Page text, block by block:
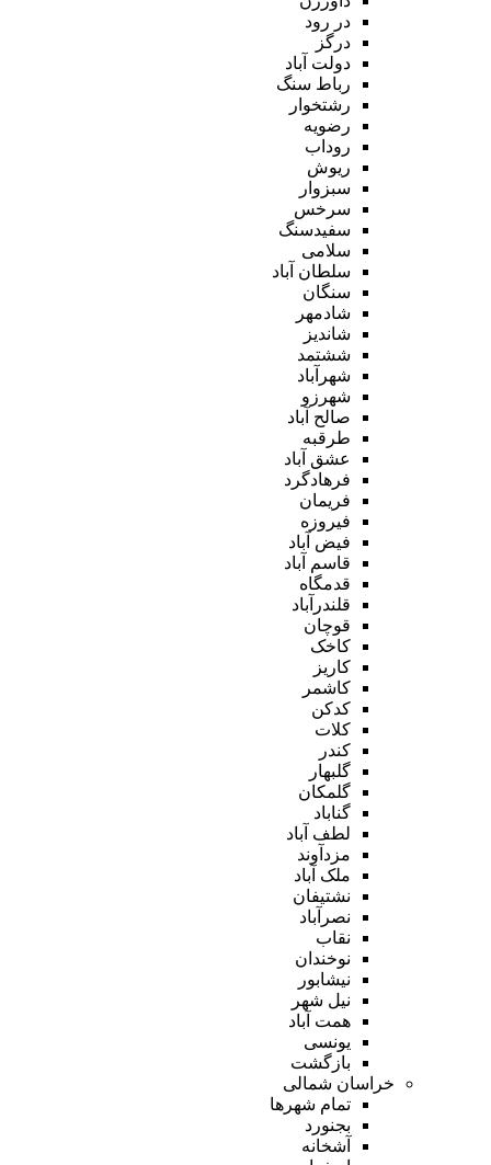
در رود
درگز
دولت آباد
رباط سنگ
رشتخوار
رضویه
روداب
ریوش
سبزوار
سرخس
سفیدسنگ
سلامی
سلطان آباد
سنگان
شادمهر
شاندیز
ششتمد
شهرآباد
شهرزو
صالح آباد
طرقبه
عشق آباد
فرهادگرد
فریمان
فیروزه
فیض آباد
قاسم آباد
قدمگاه
قلندرآباد
قوچان
کاخک
کاریز
کاشمر
کدکن
کلات
کندر
گلبهار
گلمکان
گناباد
لطف آباد
مزدآوند
ملک آباد
نشتیفان
نصرآباد
نقاب
نوخندان
نیشابور
نیل شهر
همت آباد
یونسی
بازگشت
خراسان شمالی
تمام شهر‌ها
بجنورد
آشخانه